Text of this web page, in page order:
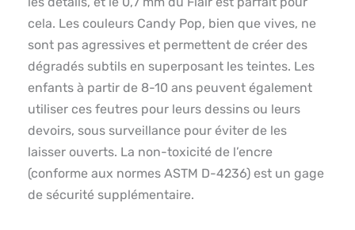
cela. Les couleurs Candy Pop, bien que vives, ne
sont pas agressives et permettent de créer des
dégradés subtils en superposant les teintes. Les
enfants à partir de 8-10 ans peuvent également
utiliser ces feutres pour leurs dessins ou leurs
devoirs, sous surveillance pour éviter de les
laisser ouverts. La non-toxicité de l’encre
(conforme aux normes ASTM D-4236) est un gage
de sécurité supplémentaire.